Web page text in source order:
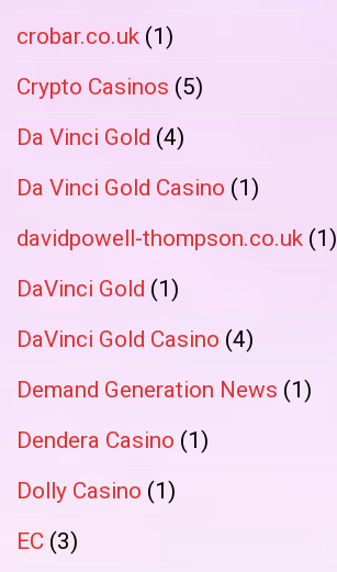
crobar.co.uk (1)
Crypto Casinos (5)
Da Vinci Gold (4)
Da Vinci Gold Casino (1)
davidpowell-thompson.co.uk (1)
DaVinci Gold (1)
DaVinci Gold Casino (4)
Demand Generation News (1)
Dendera Casino (1)
Dolly Casino (1)
EC (3)